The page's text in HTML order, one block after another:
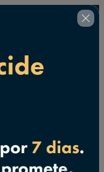
🇺🇸 Alterar país
Instalações